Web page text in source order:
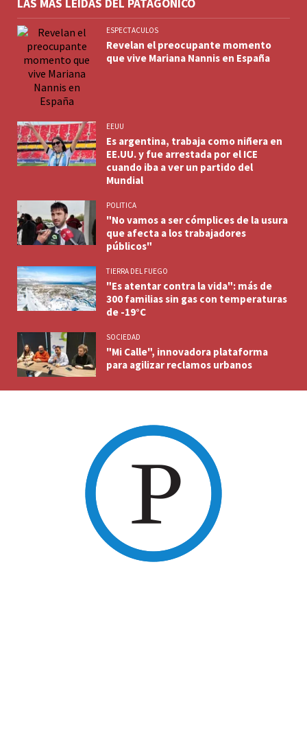
LAS MÁS LEÍDAS DEL PATAGÓNICO
ESPECTACULOS
Revelan el preocupante momento
que vive Mariana Nannis en España
EEUU
Es argentina, trabaja como niñera en
EE.UU. y fue arrestada por el ICE
cuando iba a ver un partido del
Mundial
POLITICA
"No vamos a ser cómplices de la usura
que afecta a los trabajadores
públicos"
TIERRA DEL FUEGO
"Es atentar contra la vida": más de
300 familias sin gas con temperaturas
de -19°C
SOCIEDAD
"Mi Calle", innovadora plataforma
para agilizar reclamos urbanos